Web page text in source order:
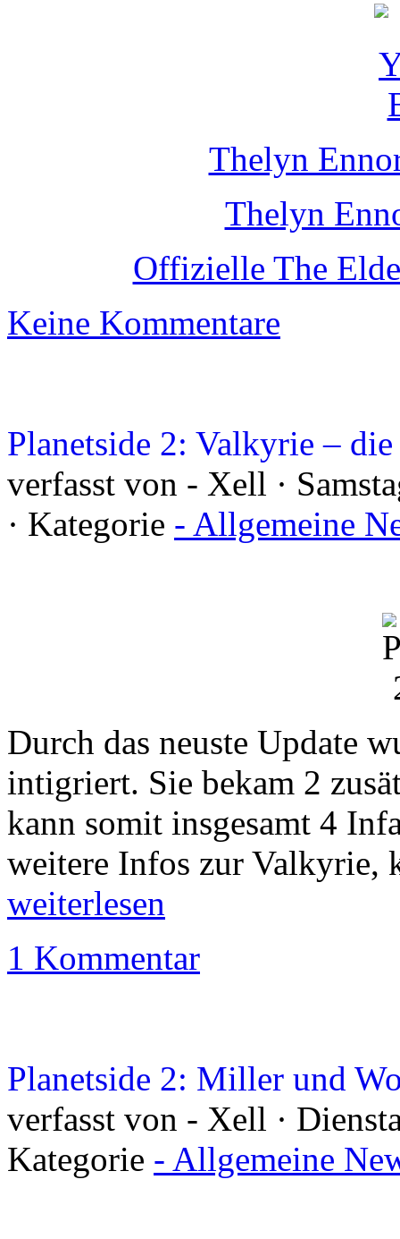
Thelyn
Thelyn
Offizielle The
Keine Kommentare
Planetside 2: Valkyrie –
verfasst von - Xell ·
· Kategorie - Allgemeine
Durch das neuste Update
intigriert. Sie bekam 2
kann somit insgesamt 4
weitere Infos zur
weiterlesen
1 Kommentar
Planetside 2: Miller und
verfasst von - Xell ·
Kategorie - Allgemeine